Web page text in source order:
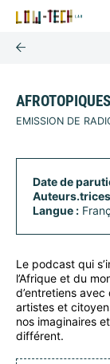
AFROTOPIQUES
EMISSION DE
Date de
Langue :
Le podcast qui
l’Afrique et du
d’entretiens
artistes et
nos imaginaires
différent.